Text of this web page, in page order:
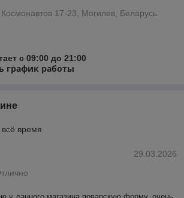
17-23, Могилев, Беларусь
с 09:00 до 21:00
график работы
всё время
29.03.2026